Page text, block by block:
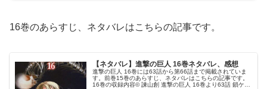
16巻のあらすじ、ネタバレはこちらの記事です。
【ネタバレ】進撃の巨人 16巻ネタバレ、感想
進撃の巨人 16巻には63話から第66話まで掲載されていま
す。前巻15巻のあらすじ、ネタバレはこちらの記事です。
16巻の収録内容© 諫山創 進撃の巨人 16巻より63話 鎖ケニ